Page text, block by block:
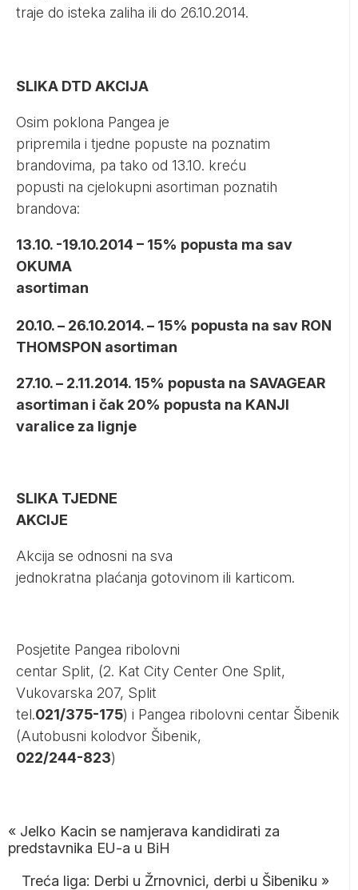
traje do isteka zaliha ili do 26.10.2014.
SLIKA DTD AKCIJA
Osim poklona Pangea je
pripremila i tjedne popuste na poznatim
brandovima, pa tako od 13.10. kreću
popusti na cjelokupni asortiman poznatih
brandova:
13.10. -19.10.2014 – 15% popusta ma sav
OKUMA
asortiman
20.10. – 26.10.2014. – 15% popusta na sav RON
THOMSPON asortiman
27.10. – 2.11.2014. 15% popusta na SAVAGEAR
asortiman i čak 20% popusta na KANJI
varalice za lignje
SLIKA TJEDNE
AKCIJE
Akcija se odnosni na sva
jednokratna plaćanja gotovinom ili karticom.
Posjetite Pangea ribolovni
centar Split, (2. Kat City Center One Split,
Vukovarska 207, Split
tel.021/375-175) i Pangea ribolovni centar Šibenik
(Autobusni kolodvor Šibenik,
022/244-823)
« Jelko Kacin se namjerava kandidirati za
predstavnika EU-a u BiH
Treća liga: Derbi u Žrnovnici, derbi u Šibeniku »